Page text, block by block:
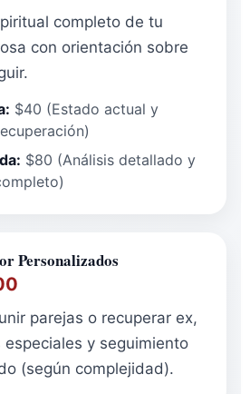
completo de tu
con orientación sobre
$40 (Estado actual y
$80 (Análisis detallado y
Personalizados
parejas o recuperar ex,
especiales y seguimiento
(según complejidad).